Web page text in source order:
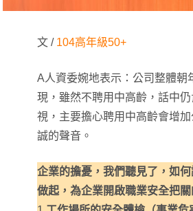
文 / 104高年級50+
A人資委婉地表示：公司整體朝
現，雖然不聘用中高齡，話中
視，主要擔心聘用中高齡會增
誠的聲音。
企業的擔憂，我們聽見了，如
做起，為企業開啟職業安全把關